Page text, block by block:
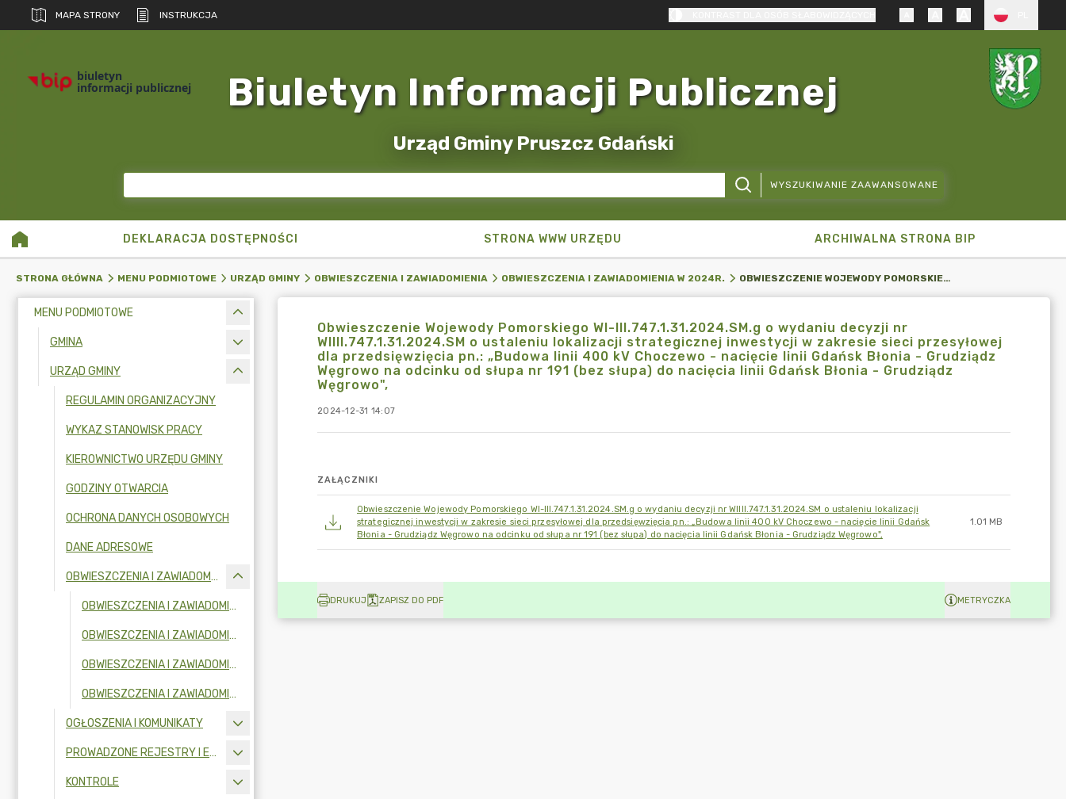
MAPA STRONY INSTRUKCJA
biuletyn
informacji publicznej Biuletyn Informacji Publicznej
Urząd Gminy Pruszcz Gdański
WYSZUKIWANIE ZAAWANSOWANE
DEKLARACJA DOSTĘPNOŚCI STRONA WWW URZĘDU ARCHIWALNA STRONA BIP
STRONA GŁÓWNA MENU PODMIOTOWE URZĄD GMINY OBWIESZCZENIA I ZAWIADOMIENIA OBWIESZCZENIA I ZAWIADOMIENIA W 2024R. OBWIESZCZENIE WOJEWODY POMORSKIEGO WI-IIL.747.1.31.2024.SM.G O WYDANIU DECYZJI NR WIIII.747.1.31.2024.SM O USTALENIU LOKALIZACJI STRATEGICZNEJ INWESTYCJI W ZAKRESIE SIECI PRZESYŁOWEJ DLA PRZEDSIĘWZIĘCIA PN.: „BUDOWA LINII 400 KV CHOCZEWO - NACIĘCIE LINII GDAŃSK BŁONIA - GRUDZIĄDZ WĘGROWO NA ODCINKU OD SŁUPA NR 191 (BEZ SŁUPA) DO NACIĘCIA LINII GDAŃSK BŁONIA - GRUDZIĄDZ WĘGROWO",
MENU PODMIOTOWE
GMINA
URZĄD GMINY
REGULAMIN ORGANIZACYJNY
WYKAZ STANOWISK PRACY
KIEROWNICTWO URZĘDU GMINY
GODZINY OTWARCIA
OCHRONA DANYCH OSOBOWYCH
DANE ADRESOWE
OBWIESZCZENIA I ZAWIADOMIENIA
OBWIESZCZENIA I ZAWIADOMIENIA W 2026 R.
OBWIESZCZENIA I ZAWIADOMIENIA W 2025R.
OBWIESZCZENIA I ZAWIADOMIENIA W 2024R.
OBWIESZCZENIA I ZAWIADOMIENIA W 2023R.
OGŁOSZENIA I KOMUNIKATY
PROWADZONE REJESTRY I EWIDENCJE
KONTROLE
Obwieszczenie Wojewody Pomorskiego WI-IIl.747.1.31.2024.SM.g o wydaniu decyzji nr
WIIII.747.1.31.2024.SM o ustaleniu lokalizacji strategicznej inwestycji w zakresie sieci przesyłowej
dla przedsięwzięcia pn.: „Budowa linii 400 kV Choczewo - nacięcie linii Gdańsk Błonia - Grudziądz
Węgrowo na odcinku od słupa nr 191 (bez słupa) do nacięcia linii Gdańsk Błonia - Grudziądz
Węgrowo",
2024-12-31 14:07
ZAŁĄCZNIKI
Obwieszczenie Wojewody Pomorskiego WI-IIl.747.1.31.2024.SM.g o wydaniu decyzji nr WIIII.747.1.31.2024.SM o ustaleniu lokalizacji
strategicznej inwestycji w zakresie sieci przesyłowej dla przedsięwzięcia pn.: „Budowa linii 400 kV Choczewo - nacięcie linii Gdańsk
Błonia - Grudziądz Węgrowo na odcinku od słupa nr 191 (bez słupa) do nacięcia linii Gdańsk Błonia - Grudziądz Węgrowo",
1.01 MB
DRUKUJ ZAPISZ DO PDF METRYCZKA